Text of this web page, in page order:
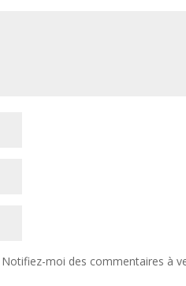
Notifiez-moi des commentaires à